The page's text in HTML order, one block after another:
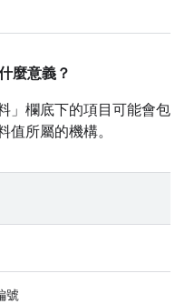
麼意義？
」 欄底下的項目可能會包
所屬的機構。
號